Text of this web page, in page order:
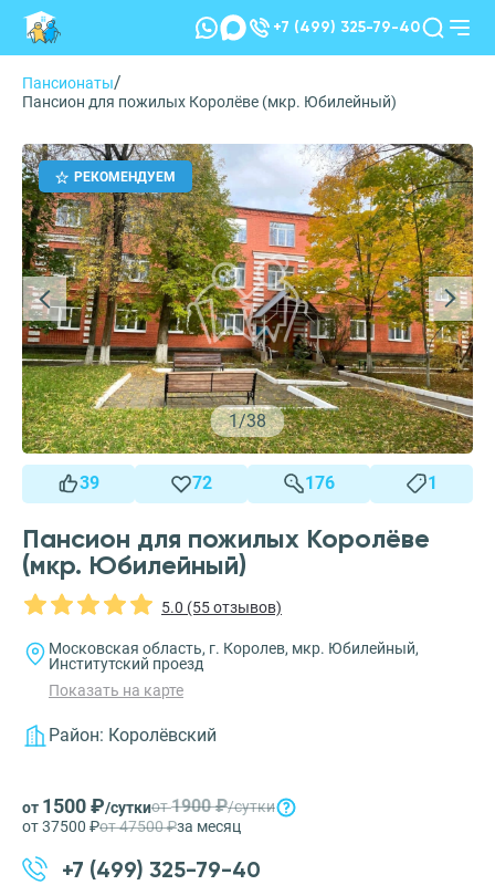
+7 (499) 325-79-40
Пансионаты/
Пансион для пожилых Королёве (мкр. Юбилейный)
1/38
РЕКОМЕНДУЕМ
39 72 176 1
Пансион для пожилых Королёве
(мкр. Юбилейный)
5.0 (55 отзывов)
Московская область, г. Королев, мкр. Юбилейный,
Институтский проезд
Показать на карте
Район: Королёвский
от 1500 ₽/суткиот1900 ₽/сутки
от 37500 ₽от 47500 ₽за месяц
+7 (499) 325-79-40